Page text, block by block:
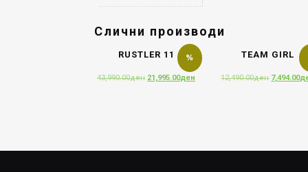
Слични производи
RUSTLER 11
43,990.00ден Original
21,995.00ден Current
TEAM GIRL
12,490.00ден Original
7,494.00